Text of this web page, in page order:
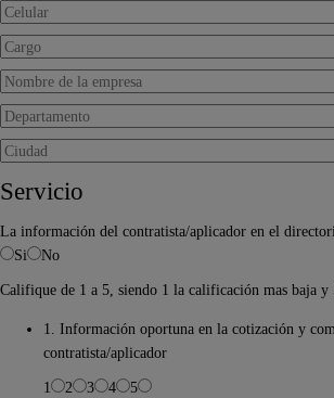
Servicio
La información del contratista/aplicador en el
Si
No
Califique de 1 a 5, siendo 1 la calificación mas baja y
1. Información oportuna en la cotización y
contratista/aplicador
1
2 3 4
5